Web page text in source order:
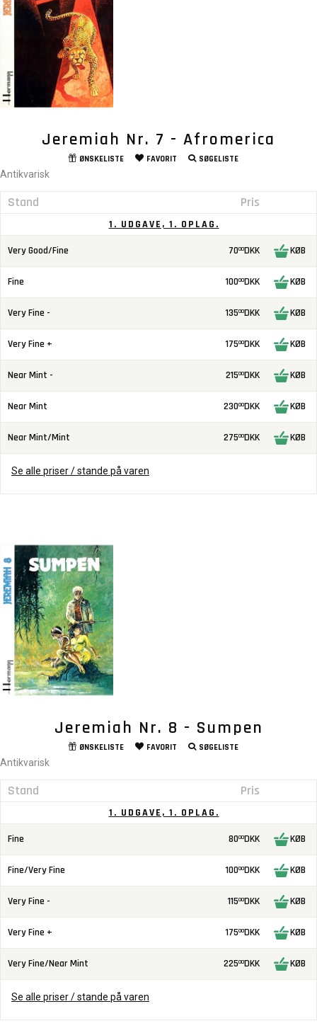
Jeremiah Nr. 7 - Afromerica
ØNSKELISTE FAVORIT SØGELISTE
Antikvarisk
Stand Pris
1. UDGAVE, 1. OPLAG.
Very Good/Fine 7000DKK KØB
Fine 10000DKK KØB
Very Fine - 13500DKK KØB
Very Fine + 17500DKK KØB
Near Mint - 21500DKK KØB
Near Mint 23000DKK KØB
Near Mint/Mint 27500DKK KØB
Se alle priser / stande på varen
Jeremiah Nr. 8 - Sumpen
ØNSKELISTE FAVORIT SØGELISTE
Antikvarisk
Stand Pris
1. UDGAVE, 1. OPLAG.
Fine 8000DKK KØB
Fine/Very Fine 10000DKK KØB
Very Fine - 11500DKK KØB
Very Fine + 17500DKK KØB
Very Fine/Near Mint 22500DKK KØB
Se alle priser / stande på varen